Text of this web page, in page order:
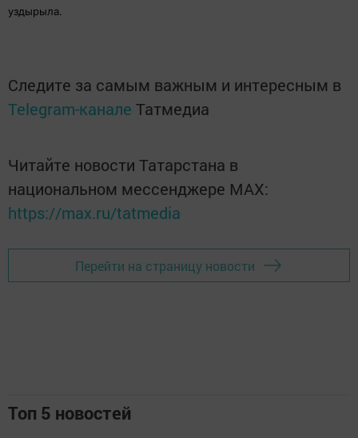
уздырыла.
Следите за самым важным и интересным в
Telegram-канале Татмедиа
Читайте новости Татарстана в
национальном мессенджере MАХ:
https://max.ru/tatmedia
Перейти на страницу новости
Топ 5 новостей